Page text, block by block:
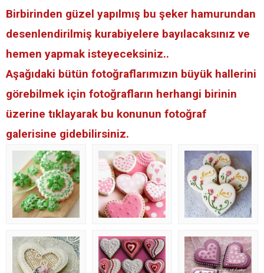
Birbirinden güzel yapılmış bu şeker hamurundan
desenlendirilmiş kurabiyelere bayılacaksınız ve
hemen yapmak isteyeceksiniz..
Aşağıdaki bütün fotoğraflarımızın büyük hallerini
görebilmek için fotoğrafların herhangi birinin
üzerine tıklayarak bu konunun fotoğraf
galerisine gidebilirsiniz.